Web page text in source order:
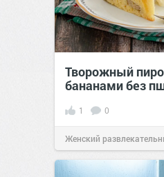
Творожный
бананами без
1 0
Женский
сайт. 20:30